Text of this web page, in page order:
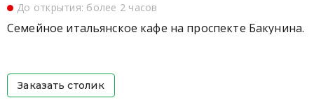
До открытия: более 2 часов
Семейное итальянское кафе на проспекте Бакунина.
Заказать столик